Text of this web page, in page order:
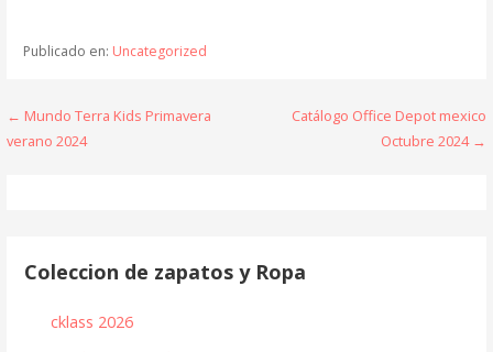
Publicado en: Uncategorized
Navegación
← Mundo Terra Kids Primavera
verano 2024
Catálogo Office Depot mexico
Octubre 2024 →
Coleccion de zapatos y Ropa
cklass 2026